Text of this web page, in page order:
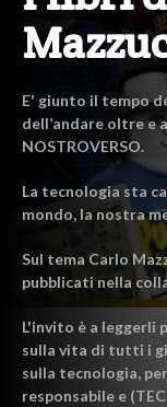
E' giunto il tempo
dell’andare oltre e
NOSTROVERSO.
La tecnologia sta
mondo, la nostra
Sul tema Carlo
pubblicati nella
L'invito è a leggerli
sulla vita di tutti i
sulla tecnologia,
responsabile e